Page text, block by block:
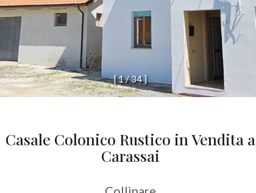
[1/34]
Casale Colonico Rustico in Vendita a
Carassai